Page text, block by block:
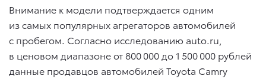
Внимание к модели подтверждается одним
из самых популярных агрегаторов автомобилей
с пробегом. Согласно исследованию auto.ru,
в ценовом диапазоне от 800 000 до 1 500 000 рублей
данные продавцов автомобилей Toyota Camry